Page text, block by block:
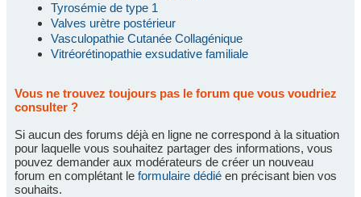
Tyrosémie de type 1
Valves urètre postérieur
Vasculopathie Cutanée Collagénique
Vitréorétinopathie exsudative familiale
Vous ne trouvez toujours pas le forum que vous voudriez
consulter ?
Si aucun des forums déjà en ligne ne correspond à la situation
pour laquelle vous souhaitez partager des informations, vous
pouvez demander aux modérateurs de créer un nouveau
forum en complétant le formulaire dédié en précisant bien vos
souhaits.